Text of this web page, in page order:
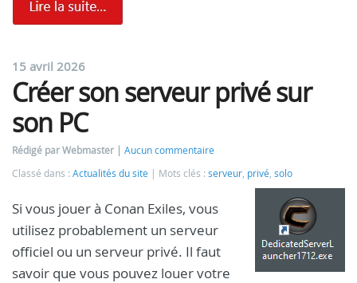
15 avril 2026
Créer son serveur privé sur
son PC
Rédigé par Webmaster
Aucun commentaire
Classé dans : Actualités du site Mots clés : serveur privé solo
Si vous jouer à Conan Exiles, vous
utilisez probablement un serveur
officiel ou un serveur privé. Il faut
savoir que vous pouvez louer votre